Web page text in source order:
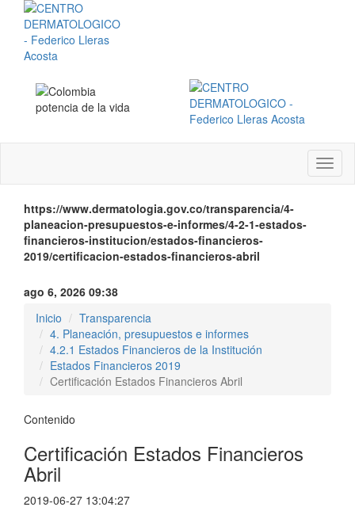
Menú
https://www.dermatologia.gov.co/transparencia/4-
planeacion-presupuestos-e-informes/4-2-1-estados-
financieros-institucion/estados-financieros-
2019/certificacion-estados-financieros-abril
ago 6, 2026 09:38
Inicio
Transparencia
4. Planeación, presupuestos e informes
4.2.1 Estados Financieros de la Institución
Estados Financieros 2019
Certificación Estados Financieros Abril
Contenido
Certificación Estados Financieros
Abril
2019-06-27 13:04:27